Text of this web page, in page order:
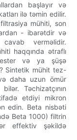
başlayır və
ilə təmin edilir.
mühiti, son
- ibarətdir və
verməlidir.
haqqında ətraflı
və ya şüşə
Sintetik mühit tez-
daha uzun ömür
Təchizatçının
etdiyi mikron
edin. Beta nisbəti
Beta 1000) filtrin
effektiv şəkildə